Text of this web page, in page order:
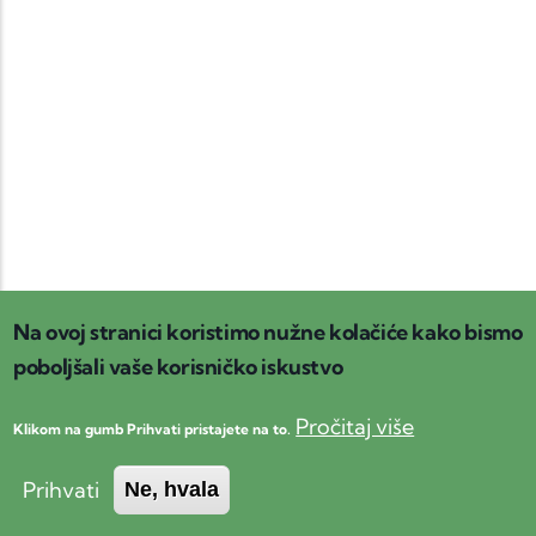
Na ovoj stranici koristimo nužne kolačiće kako bismo
poboljšali vaše korisničko iskustvo
Klikom na gumb Prihvati pristajete na to. Pročitaj više
Prihvati Ne, hvala